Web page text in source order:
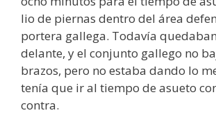
lio de piernas dentro del área
portera gallega. Todavía
delante, y el conjunto gallego no
brazos, pero no estaba dando lo
tenía que ir al tiempo de asueto
contra.